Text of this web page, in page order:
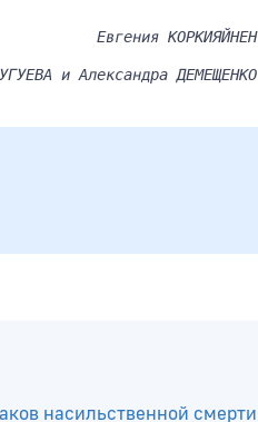
Евгения КОРКИЯЙНЕН
и Александра ДЕМЕЩЕНКО